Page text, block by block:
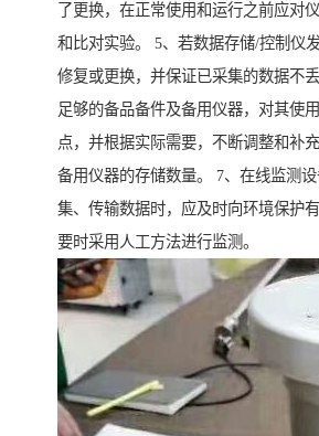
了更换，在正常使用和运行之前应对
和比对实验。 5、若数据存储/控制仪
修复或更换，并保证已采集的数据不
足够的备品备件及备用仪器，对其使
点，并根据实际需要，不断调整和补
备用仪器的存储数量。 7、在线监测
集、传输数据时，应及时向环境保护
要时采用人工方法进行监测。